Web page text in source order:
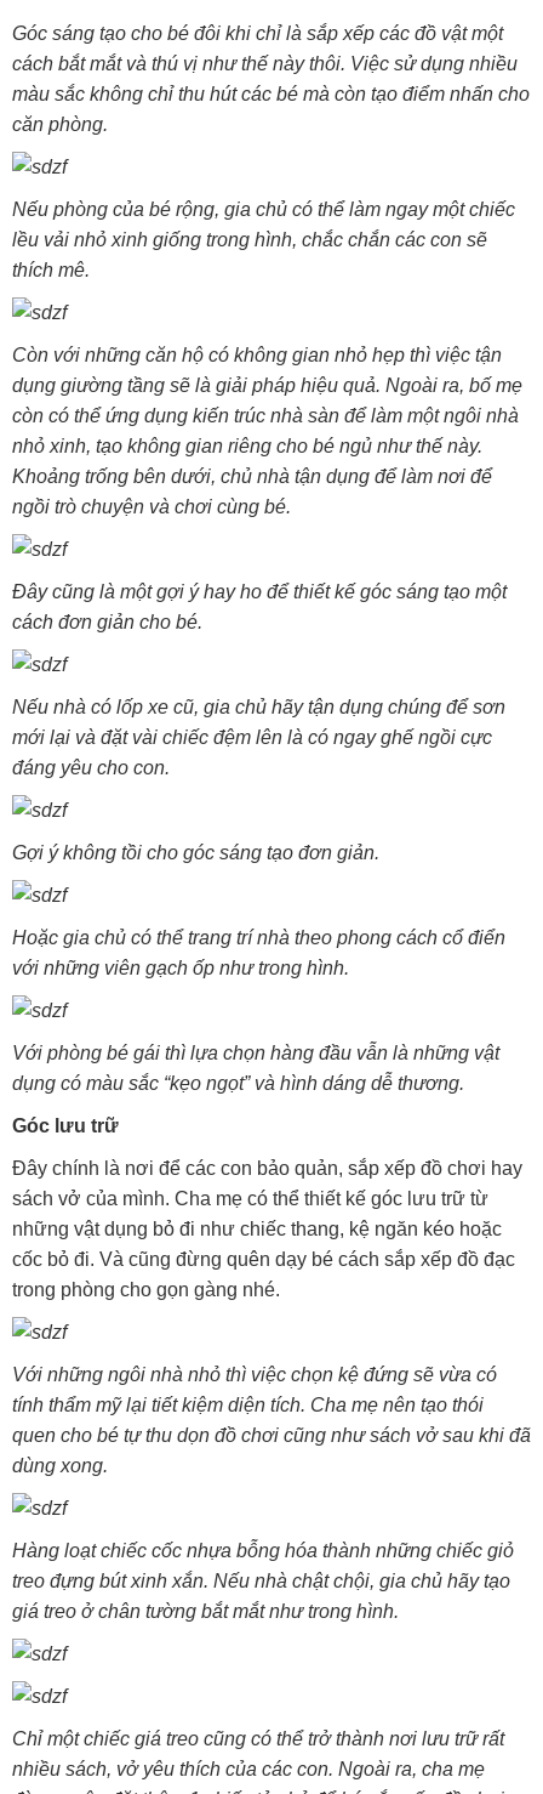
Góc sáng tạo cho bé đôi khi chỉ là sắp xếp các đồ vật một
cách bắt mắt và thú vị như thế này thôi. Việc sử dụng nhiều
màu sắc không chỉ thu hút các bé mà còn tạo điểm nhấn cho
căn phòng.
Nếu phòng của bé rộng, gia chủ có thể làm ngay một chiếc
lều vải nhỏ xinh giống trong hình, chắc chắn các con sẽ
thích mê.
Còn với những căn hộ có không gian nhỏ hẹp thì việc tận
dụng giường tầng sẽ là giải pháp hiệu quả. Ngoài ra, bố mẹ
còn có thể ứng dụng kiến trúc nhà sàn để làm một ngôi nhà
nhỏ xinh, tạo không gian riêng cho bé ngủ như thế này.
Khoảng trống bên dưới, chủ nhà tận dụng để làm nơi để
ngồi trò chuyện và chơi cùng bé.
Đây cũng là một gợi ý hay ho để thiết kế góc sáng tạo một
cách đơn giản cho bé.
Nếu nhà có lốp xe cũ, gia chủ hãy tận dụng chúng để sơn
mới lại và đặt vài chiếc đệm lên là có ngay ghế ngồi cực
đáng yêu cho con.
Gợi ý không tồi cho góc sáng tạo đơn giản.
Hoặc gia chủ có thể trang trí nhà theo phong cách cổ điển
với những viên gạch ốp như trong hình.
Với phòng bé gái thì lựa chọn hàng đầu vẫn là những vật
dụng có màu sắc “kẹo ngọt” và hình dáng dễ thương.
Góc lưu trữ
Đây chính là nơi để các con bảo quản, sắp xếp đồ chơi hay
sách vở của mình. Cha mẹ có thể thiết kế góc lưu trữ từ
những vật dụng bỏ đi như chiếc thang, kệ ngăn kéo hoặc
cốc bỏ đi. Và cũng đừng quên dạy bé cách sắp xếp đồ đạc
trong phòng cho gọn gàng nhé.
Với những ngôi nhà nhỏ thì việc chọn kệ đứng sẽ vừa có
tính thẩm mỹ lại tiết kiệm diện tích. Cha mẹ nên tạo thói
quen cho bé tự thu dọn đồ chơi cũng như sách vở sau khi đã
dùng xong.
Hàng loạt chiếc cốc nhựa bỗng hóa thành những chiếc giỏ
treo đựng bút xinh xắn. Nếu nhà chật chội, gia chủ hãy tạo
giá treo ở chân tường bắt mắt như trong hình.
Chỉ một chiếc giá treo cũng có thể trở thành nơi lưu trữ rất
nhiều sách, vở yêu thích của các con. Ngoài ra, cha mẹ